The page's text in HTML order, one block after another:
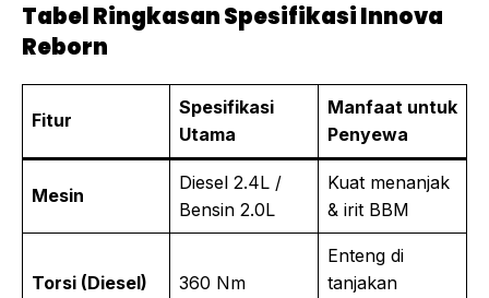
Tabel Ringkasan Spesifikasi Innova
Reborn
Fitur
Spesifikasi
Utama
Manfaat untuk
Penyewa
Mesin
Diesel 2.4L /
Bensin 2.0L
Kuat menanjak
& irit BBM
Torsi (Diesel) 360 Nm
Enteng di
tanjakan